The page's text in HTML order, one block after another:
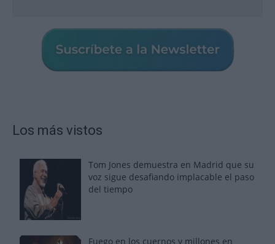
Los más vistos
Tom Jones demuestra en Madrid que su
voz sigue desafiando implacable el paso
del tiempo
Fuego en los cuernos y millones en